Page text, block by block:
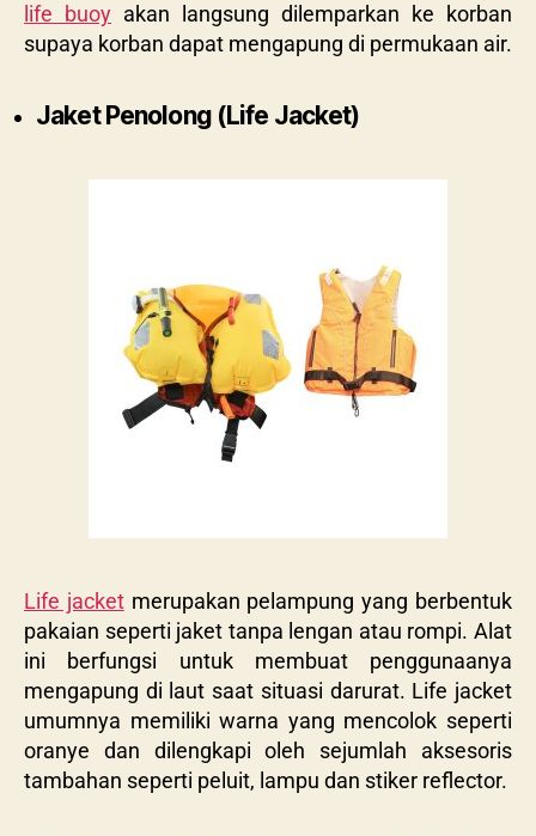
life buoy akan langsung dilemparkan ke korban
supaya korban dapat mengapung di permukaan air.
Jaket Penolong (Life Jacket)
Life jacketmerupakan pelampung yang berbentuk
pakaian seperti jaket tanpa lengan atau rompi. Alat
ini berfungsi untuk membuat penggunaanya
mengapung di laut saat situasi darurat. Life jacket
umumnya memiliki warna yang mencolok seperti
oranye dan dilengkapi oleh sejumlah aksesoris
tambahan seperti peluit, lampu dan stiker reflector.